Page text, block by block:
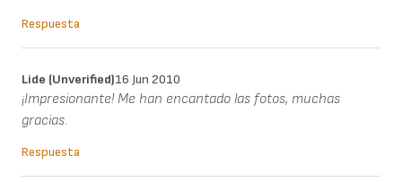
Respuesta
Lide (unverified)16 Jun 2010
¡Impresionante! Me han encantado las fotos, muchas
gracias.
Respuesta